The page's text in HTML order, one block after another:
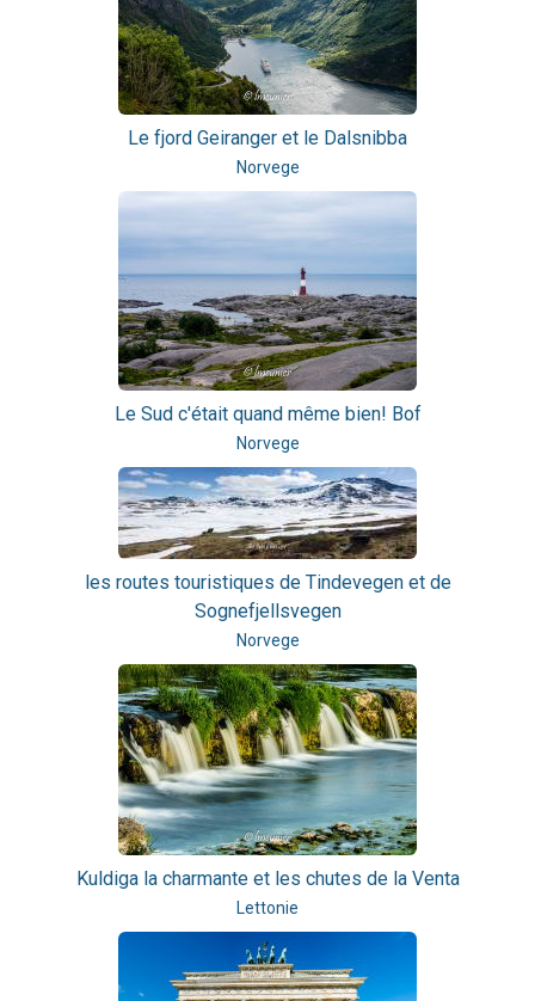
Le fjord Geiranger et le Dalsnibba
Norvege
Le Sud c'était quand même bien! Bof
Norvege
les routes touristiques de Tindevegen et de
Sognefjellsvegen
Norvege
Kuldiga la charmante et les chutes de la Venta
Lettonie